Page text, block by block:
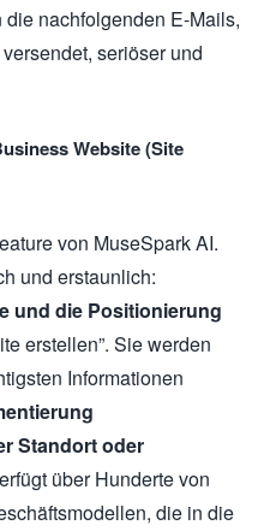
nachfolgenden E-Mails,
seriöser und
Website (Site
von MuseSpark AI.
und erstaunlich:
und die Positionierung
erstellen”. Sie werden
Informationen
Standort oder
über Hunderte von
die in die